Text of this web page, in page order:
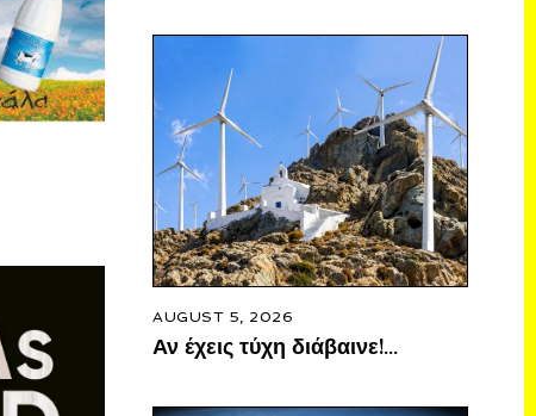
AUGUST 5, 2026
Αν έχεις τύχη διάβαινε!…